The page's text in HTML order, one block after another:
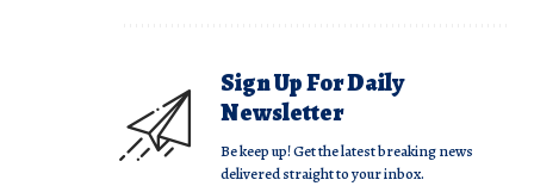
Sign Up For Daily
Newsletter
Be keep up! Get the latest breaking news
delivered straight to your inbox.